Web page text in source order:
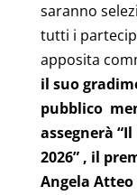
saranno
tutti i
apposita
il suo
pubblico
assegnerà
2026” , il
Angela